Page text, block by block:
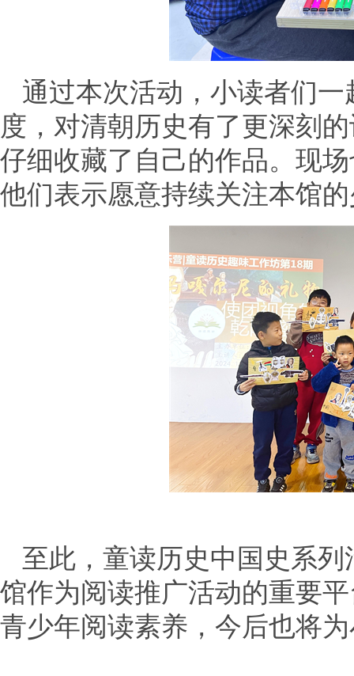
通过本次活动，小读者们
度，对清朝历史有了更深刻
仔细收藏了自己的作品。现
他们表示愿意持续关注本馆
至此，童读历史中国史系
馆作为阅读推广活动的重要
青少年阅读素养，今后也将